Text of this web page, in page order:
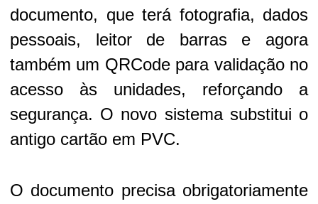
documento, que terá fotografia, dados
pessoais, leitor de barras e agora
também um QRCode para validação no
acesso às unidades, reforçando a
segurança. O novo sistema substitui o
antigo cartão em PVC.
O documento precisa obrigatoriamente